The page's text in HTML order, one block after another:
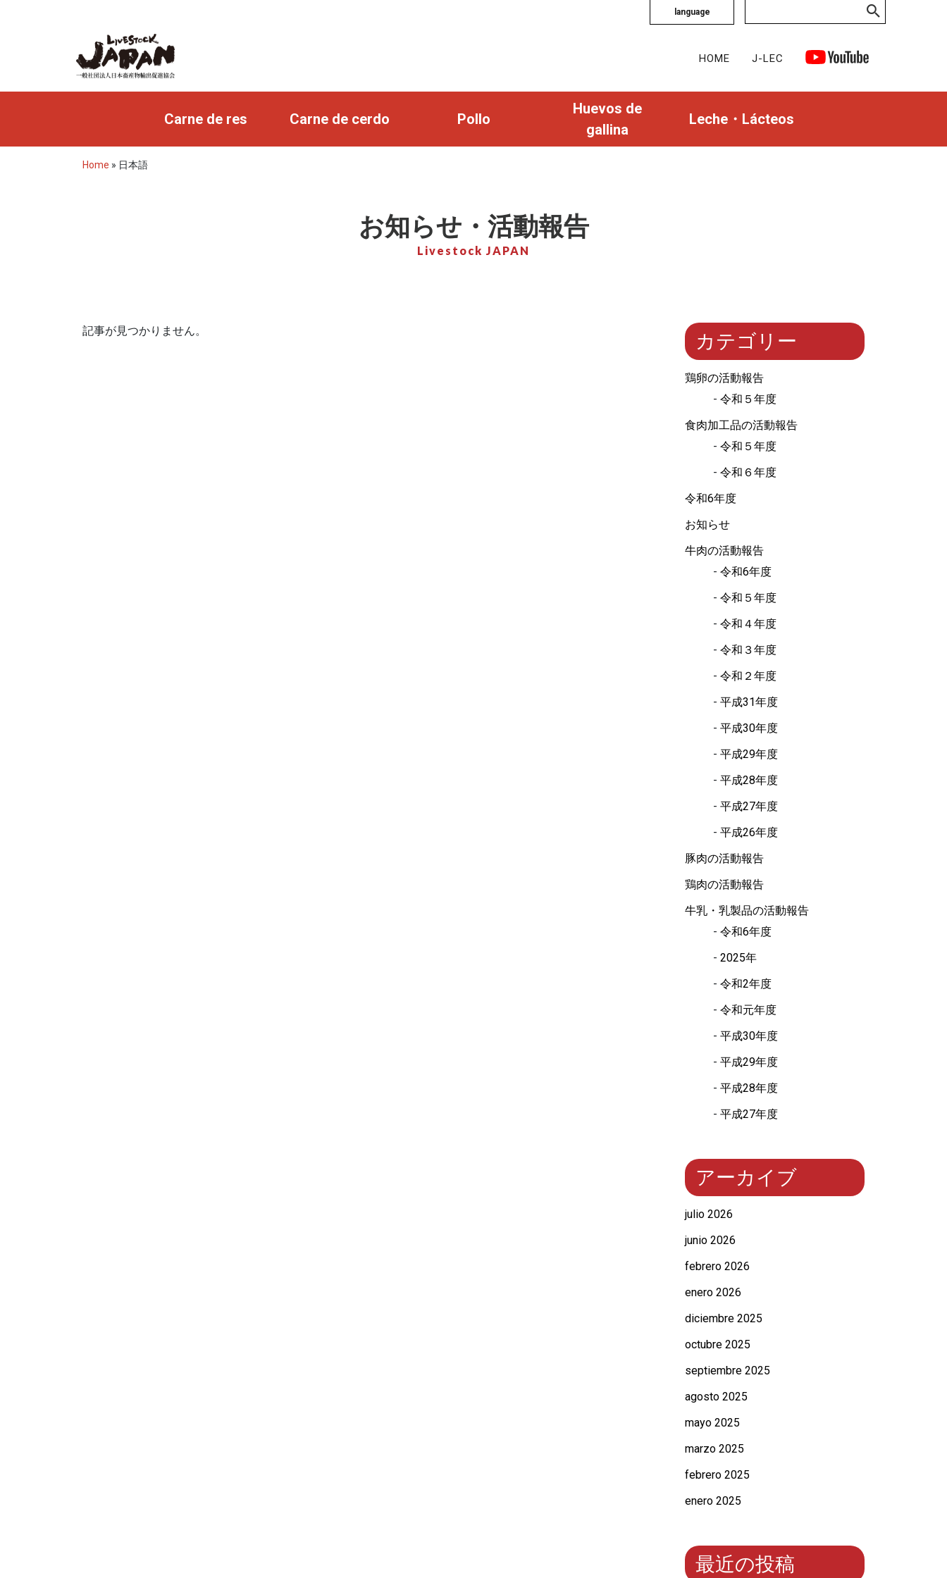
language
HOME J-LEC
Carne de res Carne de cerdo Pollo
Huevos de
gallina
Leche・Lácteos
Home » 日本語
お知らせ・活動報告
Livestock JAPAN
記事が見つかりません。 カテゴリー
鶏卵の活動報告
令和５年度
食肉加工品の活動報告
令和５年度
令和６年度
令和6年度
お知らせ
牛肉の活動報告
令和6年度
令和５年度
令和４年度
令和３年度
令和２年度
平成31年度
平成30年度
平成29年度
平成28年度
平成27年度
平成26年度
豚肉の活動報告
鶏肉の活動報告
牛乳・乳製品の活動報告
令和6年度
2025年
令和2年度
令和元年度
平成30年度
平成29年度
平成28年度
平成27年度
アーカイブ
julio 2026
junio 2026
febrero 2026
enero 2026
diciembre 2025
octubre 2025
septiembre 2025
agosto 2025
mayo 2025
marzo 2025
febrero 2025
enero 2025
最近の投稿